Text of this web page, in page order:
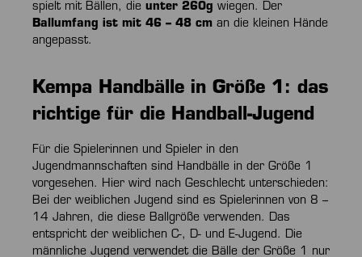
spielt mit Bällen, die unter 260g wiegen. Der
Ballumfang ist mit 46 – 48 cm an die kleinen Hände
angepasst.
Kempa Handbälle in Größe 1: das
richtige für die Handball-Jugend
Für die Spielerinnen und Spieler in den
Jugendmannschaften sind Handbälle in der Größe 1
vorgesehen. Hier wird nach Geschlecht unterschieden:
Bei der weiblichen Jugend sind es Spielerinnen von 8 –
14 Jahren, die diese Ballgröße verwenden. Das
entspricht der weiblichen C-, D- und E-Jugend. Die
männliche Jugend verwendet die Bälle der Größe 1 nur